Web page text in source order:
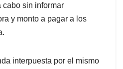
cabo sin informar
y monto a pagar a los
interpuesta por el mismo